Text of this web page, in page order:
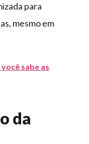
para
mesmo em
sabe as
da